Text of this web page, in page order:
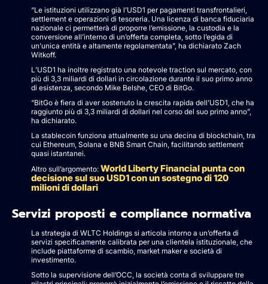
“Le istituzioni utilizzano già l’USD1 per pagamenti transfrontalieri,
settlement e operazioni di tesoreria. Una licenza di banca fiduciaria
nazionale ci permetterà di proporre l’emissione, la custodia e la
conversione all’interno di un’offerta completa, sotto l’egida di
un’unica entità e altamente regolamentata”, ha dichiarato Zach
Witkoff.
L’USD1 ha inoltre registrato una notevole traction sul mercato, con
più di 3,3 miliardi di dollari in circolazione durante il suo primo anno
di esistenza, secondo Mike Belshe, CEO di BitGo.
“BitGo è fiera di aver sostenuto la crescita rapida dell’USD1, che ha
raggiunto più di 3,3 miliardi di dollari nel corso del suo primo anno”,
ha dichiarato.
La stablecoin funziona attualmente su una decina di blockchain, tra
cui Ethereum, Solana e BNB Smart Chain, facilitando settlement
quasi istantanei.
Altro sull’argomento: World Liberty Financial punta con
decisione sul suo USD1 con un sostegno di 120
milioni di dollari
Servizi proposti e compliance normativa
La strategia di WLTC Holdings si articola intorno a un’offerta di
servizi specificamente calibrata per una clientela istituzionale, che
include piattaforme di scambio, market maker e società di
investimento.
Sotto la supervisione dell’OCC, la società conta di sviluppare tre